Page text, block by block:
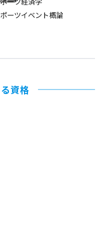
ーツイベント概論
資格